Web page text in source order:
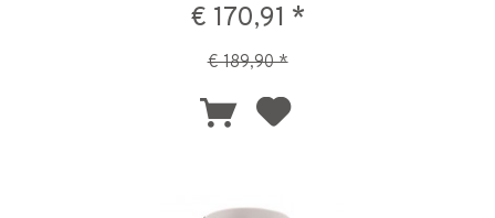
€ 170,91 *
€ 189,90 *